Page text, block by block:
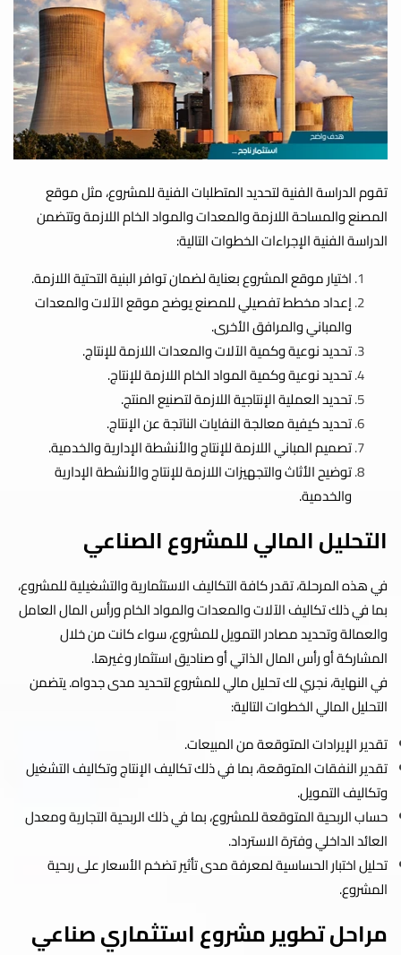
تقوم الدراسة الفنية لتحديد المتطلبات الفنية للمشروع، مثل موقع
المصنع والمساحة اللازمة والمعدات والمواد الخام اللازمة وتتضمن
الدراسة الفنية الإجراءات الخطوات التالية:
اختيار موقع المشروع بعناية لضمان توافر البنية التحتية اللازمة.
إعداد مخطط تفصيلي للمصنع يوضح موقع الآلات والمعدات
والمباني والمرافق الأخرى.
تحديد نوعية وكمية الآلات والمعدات اللازمة للإنتاج.
تحديد نوعية وكمية المواد الخام اللازمة للإنتاج.
تحديد العملية الإنتاجية اللازمة لتصنيع المنتج.
تحديد كيفية معالجة النفايات الناتجة عن الإنتاج.
تصميم المباني اللازمة للإنتاج والأنشطة الإدارية والخدمية.
توضيح الأثاث والتجهيزات اللازمة للإنتاج والأنشطة الإدارية
والخدمية.
التحليل المالي للمشروع الصناعي
في هذه المرحلة، تقدر كافة التكاليف الاستثمارية والتشغيلية للمشروع،
بما في ذلك تكاليف الآلات والمعدات والمواد الخام ورأس المال العامل
والعمالة وتحديد مصادر التمويل للمشروع، سواء كانت من خلال
المشاركة أو رأس المال الذاتي أو صناديق استثمار وغيرها.
في النهاية، نجري لك تحليل مالي للمشروع لتحديد مدى جدواه. يتضمن
التحليل المالي الخطوات التالية:
تقدير الإيرادات المتوقعة من المبيعات.
تقدير النفقات المتوقعة، بما في ذلك تكاليف الإنتاج وتكاليف التشغيل
وتكاليف التمويل.
حساب الربحية المتوقعة للمشروع، بما في ذلك الربحية التجارية ومعدل
العائد الداخلي وفترة الاسترداد.
تحليل اختبار الحساسية لمعرفة مدى تأثير تضخم الأسعار على ربحية
المشروع.
مراحل تطوير مشروع استثماري صناعي